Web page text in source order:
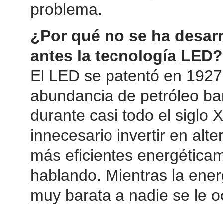
problema.
¿Por qué no se ha
antes la tecnología
El LED se patentó en
abundancia de petróleo
durante casi todo el siglo
innecesario invertir en
más eficientes
hablando. Mientras la
muy barata a nadie se le